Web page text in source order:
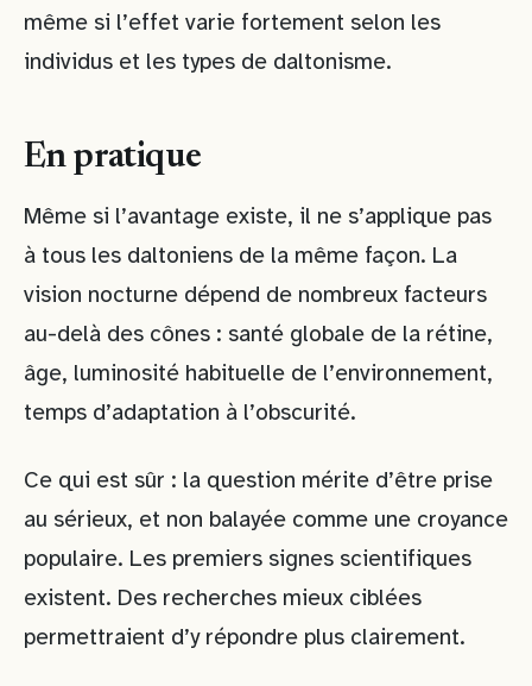
même si l’effet varie fortement selon les
individus et les types de daltonisme.
En pratique
Même si l’avantage existe, il ne s’applique pas
à tous les daltoniens de la même façon. La
vision nocturne dépend de nombreux facteurs
au-delà des cônes : santé globale de la rétine,
âge, luminosité habituelle de l’environnement,
temps d’adaptation à l’obscurité.
Ce qui est sûr : la question mérite d’être prise
au sérieux, et non balayée comme une croyance
populaire. Les premiers signes scientifiques
existent. Des recherches mieux ciblées
permettraient d’y répondre plus clairement.